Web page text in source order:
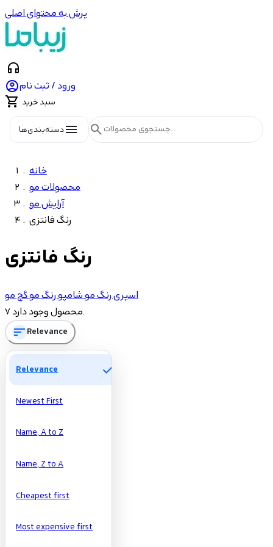
پرش به محتوای اصلی
headphones
ورود / ثبت نام
 سبد خرید
menuدسته‌بندی‌ها search
خانه
محصولات مو
آرایش مو
رنگ فانتزی
اسپری رنگ مو 2
شامپو رنگ مو
Price
رنگ فانتزی
اسپری رنگ موشامپو رنگ موگچ مو
7 محصول وجود دارد.
sortRelevance
Relevance check
Newest First
Name, A to Z
Name, Z to A
Cheapest first
Most expensive first